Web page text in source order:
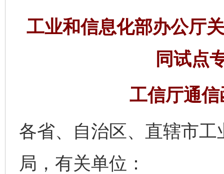
工业和信息化部办公厅
同试点
工信厅通
各省、自治区、直辖市
局，有关单位：